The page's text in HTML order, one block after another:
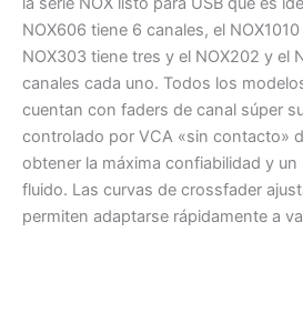
NOX606 tiene 6 canales, el
NOX303 tiene tres y el NOX202 y el
canales cada uno. Todos los
cuentan con faders de canal súper
controlado por VCA «sin contacto»
obtener la máxima confiabilidad y
fluido. Las curvas de crossfader
permiten adaptarse rápidamente a